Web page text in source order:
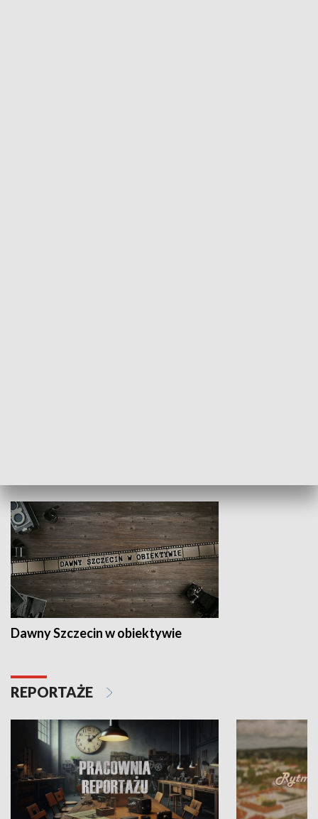
Dawny Szczecin w obiektywie
REPORTAŻE